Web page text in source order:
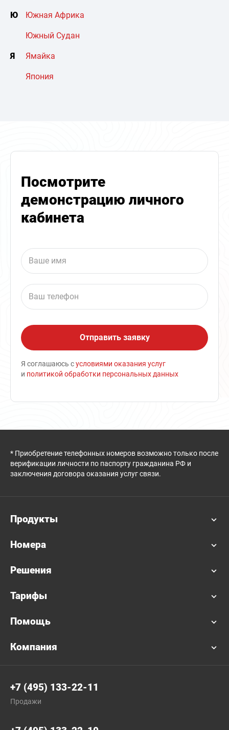
Ю Южная Африка
Южный Судан
Я Ямайка
Япония
Посмотрите
демонстрацию личного
кабинета
Я соглашаюсь сусловиями оказания услуг
и политикой обработки персональных данных
* Приобретение телефонных номеров возможно только после
верификации личности по паспорту гражданина РФ и
заключения договора оказания услуг связи.
Продукты
Номера
Решения
Тарифы
Помощь
Компания
+7 (495) 133-22-11
Продажи